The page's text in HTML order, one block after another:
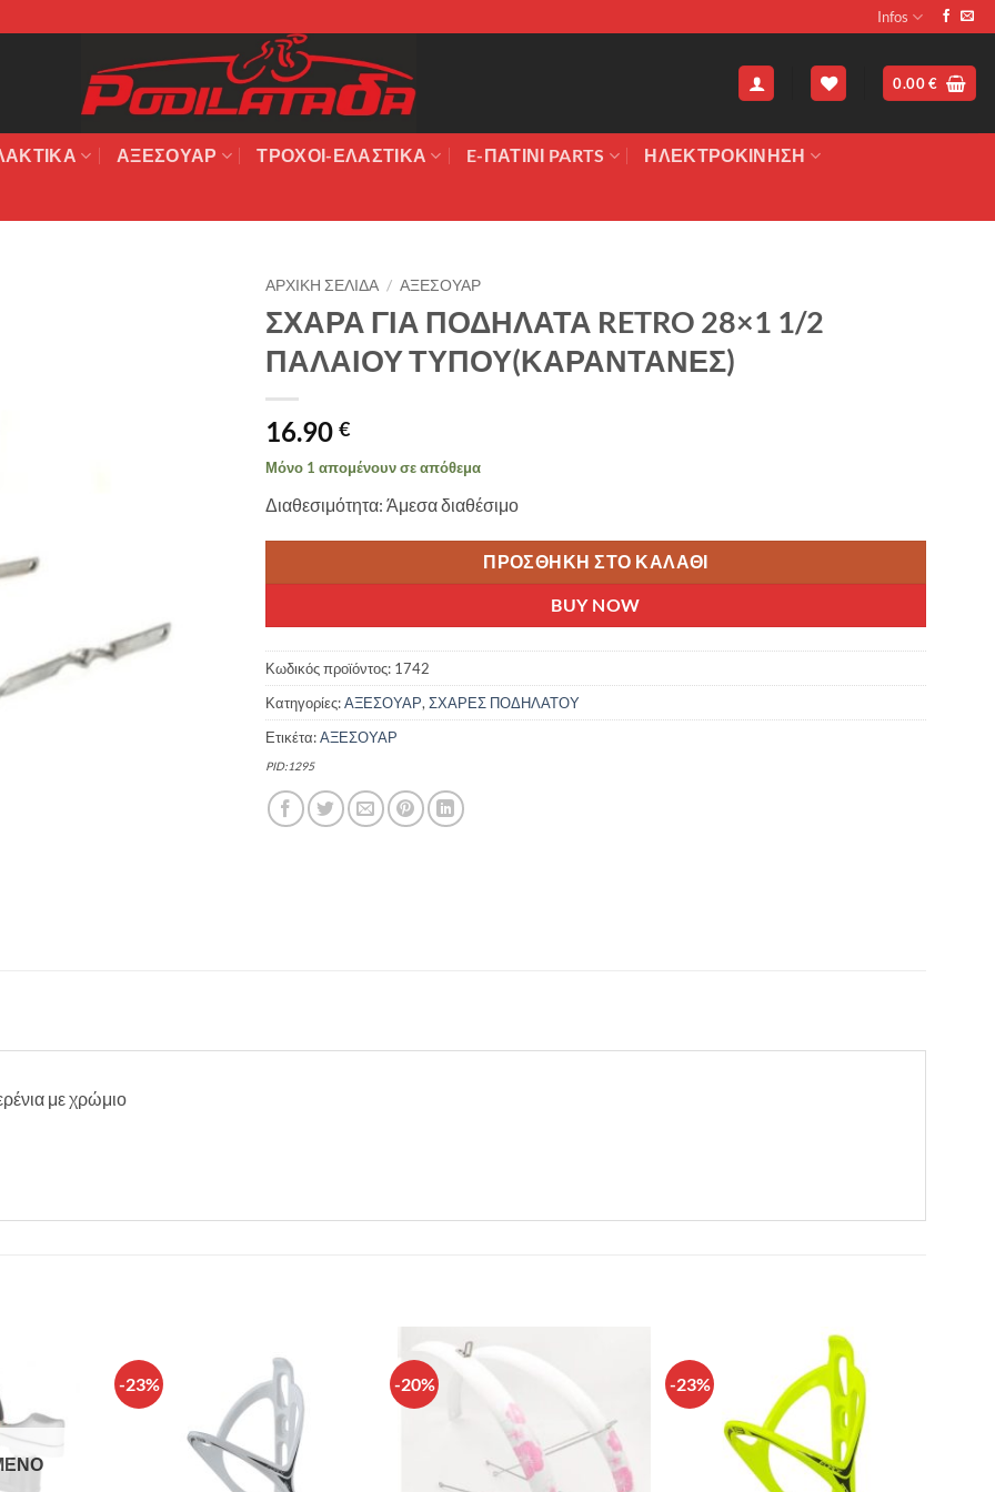
Infos
0.00€
ΑΞΕΣΟΥΆΡ ΤΡΟΧΟΙ-ΕΛΑΣΤΙΚΑ E-ΠΑΤΙΝΙ PARTS ΗΛΕΚΤΡΟΚΙΝΗΣΗ
ΑΡΧΙΚΉ ΣΕΛΊΔΑ / ΑΞΕΣΟΥΑΡ
ΣΧΑΡΑ ΓΙΑ ΠΟΔΗΛΑΤΑ RETRO 28×1 1/2
ΠΑΛΑΙΟΥ ΤΥΠΟΥ(ΚΑΡΑΝΤΑΝΕΣ)
16.90 €
Μόνο 1 απομένουν σε απόθεμα
Διαθεσιμότητα: Άμεσα διαθέσιμο
ΠΡΟΣΘΉΚΗ ΣΤΟ ΚΑΛΆΘΙ
BUY NOW
Κωδικός προϊόντος: 1742
Κατηγορίες:ΑΞΕΣΟΥΑΡ, ΣΧΑΡΕΣ ΠΟΔΗΛΑΤΟΥ
Ετικέτα:ΑΞΕΣΟΥΑΡ
PID:1295
με χρώμιο
επιθυμιών
-23%
Πρόσθήκη
στην λίστα
επιθυμιών
-20%
επιθυμιών
-23%
Πρόσθήκη
στην λίστα
επιθυμιών